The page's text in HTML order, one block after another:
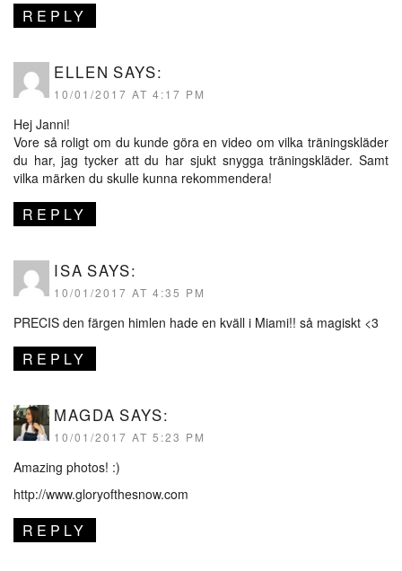
REPLY
ELLEN SAYS:
10/01/2017 AT 4:17 PM
Hej Janni!
Vore så roligt om du kunde göra en video om vilka träningskläder
du har, jag tycker att du har sjukt snygga träningskläder. Samt
vilka märken du skulle kunna rekommendera!
REPLY
ISA SAYS:
10/01/2017 AT 4:35 PM
PRECIS den färgen himlen hade en kväll i Miami!! så magiskt <3
REPLY
MAGDA SAYS:
10/01/2017 AT 5:23 PM
Amazing photos! :)
http://www.gloryofthesnow.com
REPLY